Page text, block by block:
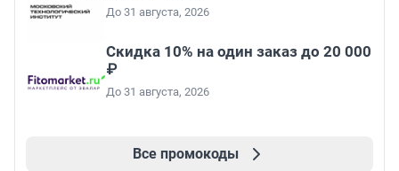
До 31 августа, 2026
Скидка 10% на один заказ до 20 000
₽
До 31 августа, 2026
Все промокоды